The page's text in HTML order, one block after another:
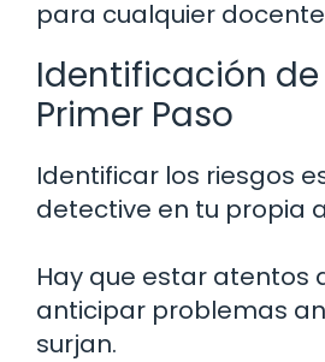
para cualquier
Identificación de
Primer Paso
Identificar los riesgos
detective en tu propia
Hay que estar atentos
anticipar problemas
surjan.